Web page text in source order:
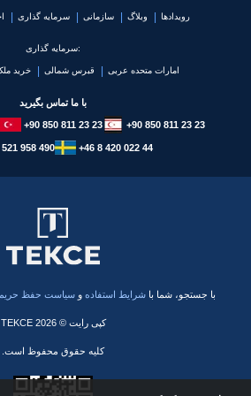
سرمایه گذاری سازمانی وبلاگ رویدادها
سرمایه گذاری:
خرید قبرس شمالی امارات متحده عربی
با ما تماس بگیرید
+90 850 811 23 23 +90 850 811 23 23
958 490 +46 8 420 022 44
با جستجو، شما با شرایط استفاده و سیاست حفظ حریم
کپی رایت © 2026 TEKCE
کلیه حقوق محفوظ است.